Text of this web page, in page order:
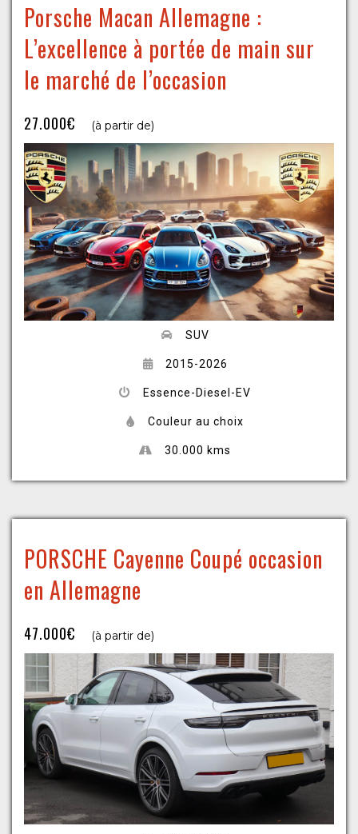
Porsche Macan Allemagne :
L’excellence à portée de main sur
le marché de l’occasion
27.000€ (à partir de)
SUV
2015-2026
Essence-Diesel-EV
Couleur au choix
30.000 kms
PORSCHE Cayenne Coupé occasion
en Allemagne
47.000€ (à partir de)